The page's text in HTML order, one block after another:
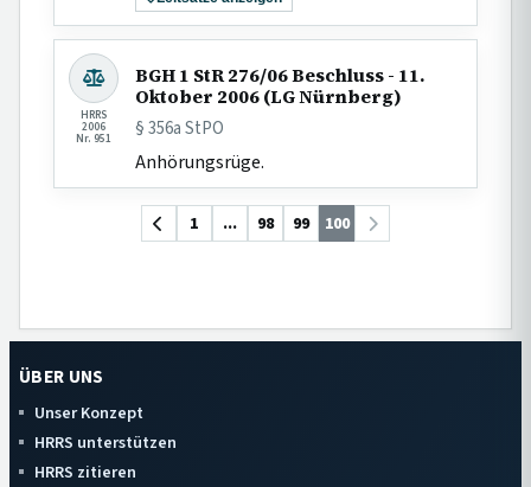
HRRS
2006
Nr. 951
BGH 1 StR 276/06 Beschluss - 11.
Oktober 2006 (LG Nürnberg)
§ 356a StPO
Anhörungsrüge.
1 ... 98 99 100
ÜBER UNS
Unser Konzept
HRRS unterstützen
HRRS zitieren